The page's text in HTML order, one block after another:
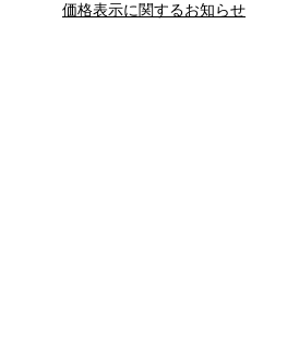
夫との関係
新津春子 どか食い
価格表示に関するお知らせ